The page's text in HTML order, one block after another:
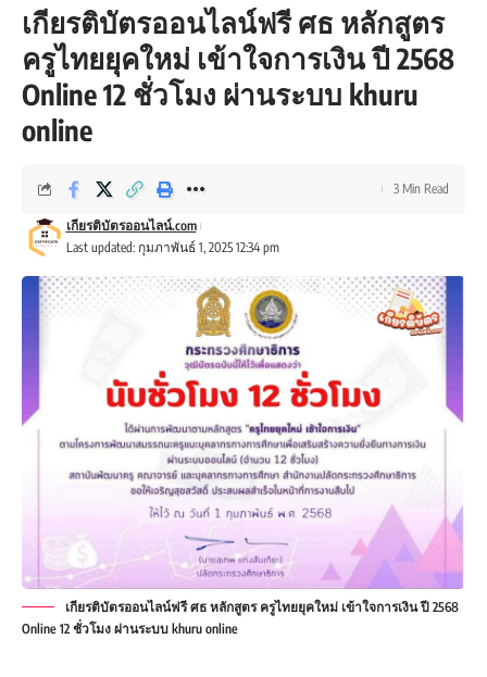
เกียรติบัตรออนไลน์ฟรี ศธ หลักสูตร
ครูไทยยุคใหม่ เข้าใจการเงิน ปี 2568
Online 12 ชั่วโมง ผ่านระบบ khuru
online
Last updated: กุมภาพันธ์ 1, 2025 12:34 pm
เกียรติบัตรออนไลน์.com
3 Min Read
เกียรติบัตรออนไลน์ฟรี ศธ หลักสูตร ครูไทยยุคใหม่ เข้าใจการเงิน ปี 2568
Online 12 ชั่วโมง ผ่านระบบ khuru online